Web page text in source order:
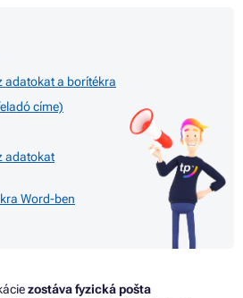
adatokat a borítékra
címe)
adatokat
Word-ben
zostáva fyzická pošta